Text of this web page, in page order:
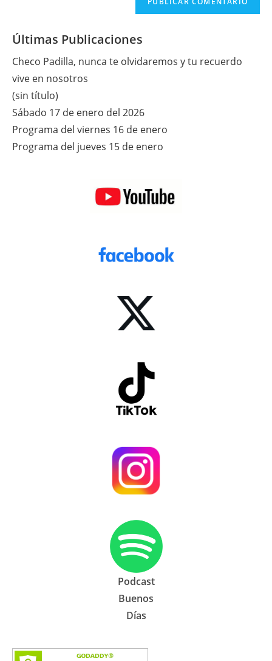
Últimas Publicaciones
Checo Padilla, nunca te olvidaremos y tu recuerdo
vive en nosotros
(sin título)
Sábado 17 de enero del 2026
Programa del viernes 16 de enero
Programa del jueves 15 de enero
Podcast
Buenos
Días